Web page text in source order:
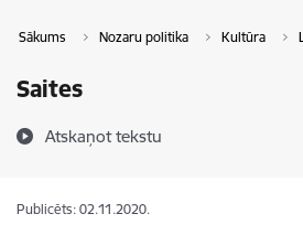
Sākums Nozaru politika Kultūra
Saites
Atskaņot tekstu
Publicēts: 02.11.2020.